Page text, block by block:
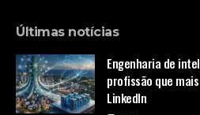
Últimas notícias
Engenharia de
profissão que
LinkedIn